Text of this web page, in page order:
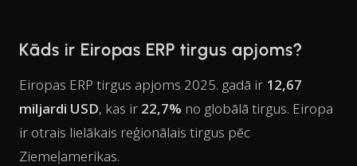
Kāds ir Eiropas ERP tirgus apjoms?
Eiropas ERP tirgus apjoms 2025. gadā ir 12,67
miljardi USD, kas ir 22,7% no globālā tirgus. Eiropa
ir otrais lielākais reģionālais tirgus pēc
Ziemeļamerikas.